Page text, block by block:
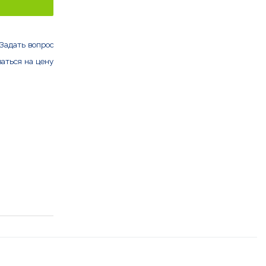
вопрос
на цену